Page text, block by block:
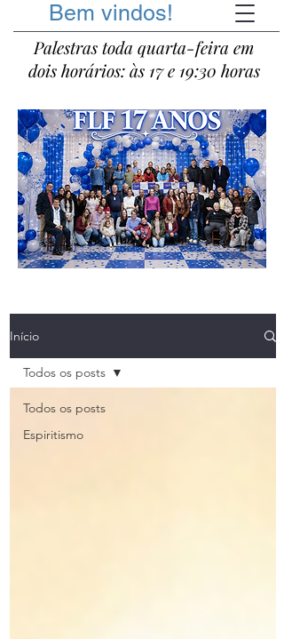
Bem vindos!
Palestras toda quarta-feira em
dois horários: às 17 e 19:30 horas
Início
Todos os posts
Espiritismo
Todos os posts